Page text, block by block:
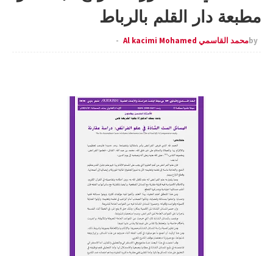
مطبعة دار القلم بالرباط
byمحمد القاسمي Al kacimi Mohamed